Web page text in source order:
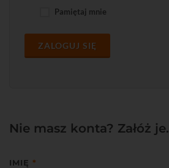
Pamiętaj mnie
ZALOGUJ SIĘ
Nie masz konta? Załóż je.
IMIĘ *